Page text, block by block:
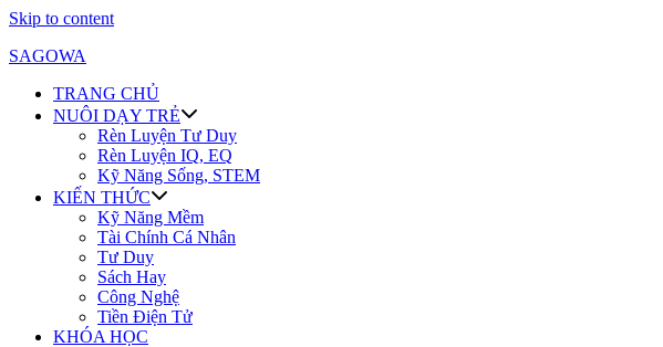
Skip to content
SAGOWA
TRANG CHỦ
NUÔI DẠY TRẺ
Rèn Luyện Tư Duy
Rèn Luyện IQ, EQ
Kỹ Năng Sống, STEM
KIẾN THỨC
Kỹ Năng Mềm
Tài Chính Cá Nhân
Tư Duy
Sách Hay
Công Nghệ
Tiền Điện Tử
KHÓA HỌC